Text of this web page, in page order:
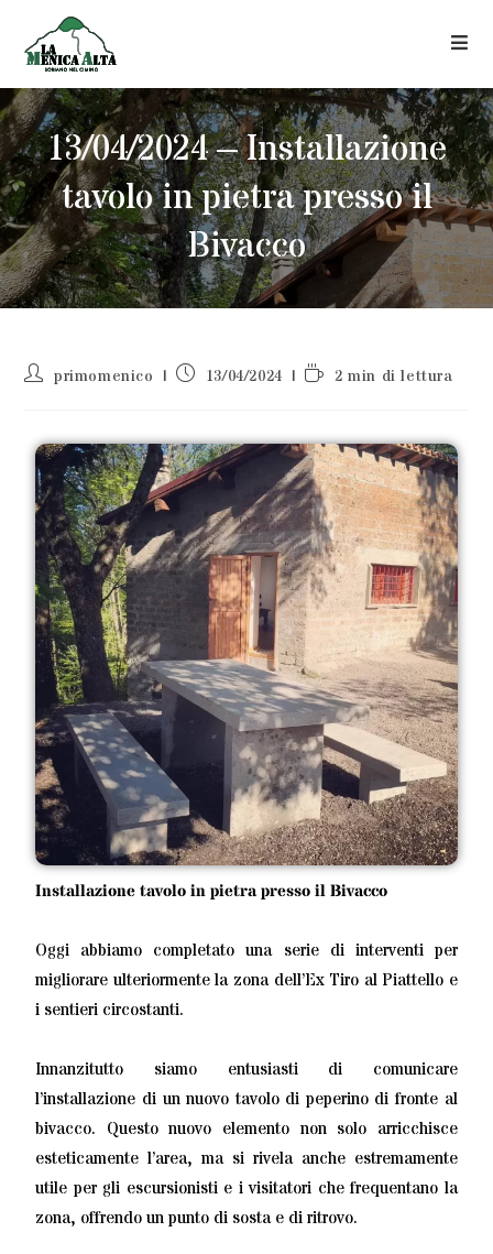
13/04/2024 – Installazione
tavolo in pietra presso il
Bivacco
primomenico 13/04/2024 2 min di lettura
Installazione tavolo in pietra presso il Bivacco
Oggi abbiamo completato una serie di interventi per
migliorare ulteriormente la zona dell’Ex Tiro al Piattello e
i sentieri circostanti.
Innanzitutto siamo entusiasti di comunicare
l’installazione di un nuovo tavolo di peperino di fronte al
bivacco. Questo nuovo elemento non solo arricchisce
esteticamente l’area, ma si rivela anche estremamente
utile per gli escursionisti e i visitatori che frequentano la
zona, offrendo un punto di sosta e di ritrovo.